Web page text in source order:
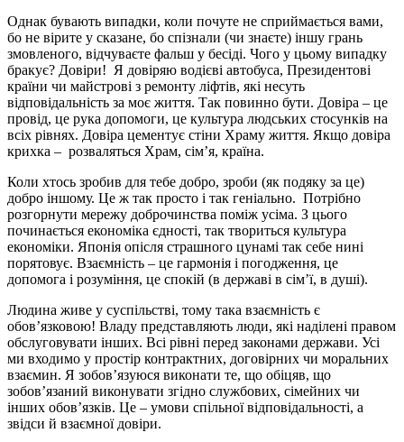
Однак бувають випадки, коли почуте не сприймається вами,
бо не вірите у сказане, бо спізнали (чи знаєте) іншу грань
змовленого, відчуваєте фальш у бесіді. Чого у цьому випадку
бракує? Довіри! Я довіряю водієві автобуса, Президентові
країни чи майстрові з ремонту ліфтів, які несуть
відповідальність за моє життя. Так повинно бути. Довіра – це
провід, це рука допомоги, це культура людських стосунків на
всіх рівнях. Довіра цементує стіни Храму життя. Якщо довіра
крихка – розваляться Храм, сім’я, країна.
Коли хтось зробив для тебе добро, зроби (як подяку за це)
добро іншому. Це ж так просто і так геніально. Потрібно
розгорнути мережу доброчинства поміж усіма. З цього
починається економіка єдності, так твориться культура
економіки. Японія опісля страшного цунамі так себе нині
порятовує. Взаємність – це гармонія і погодження, це
допомога і розуміння, це спокій (в державі в сім’ї, в душі).
Людина живе у суспільстві, тому така взаємність є
обов’язковою! Владу представляють люди, які наділені правом
обслуговувати інших. Всі рівні перед законами держави. Усі
ми входимо у простір контрактних, договірних чи моральних
взаємин. Я зобов’язуюся виконати те, що обіцяв, що
зобов’язаний виконувати згідно службових, сімейних чи
інших обов’язків. Це – умови спільної відповідальності, а
звідси й взаємної довіри.